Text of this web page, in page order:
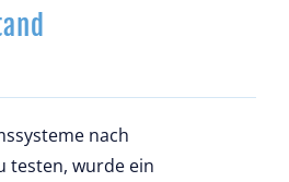
nach
testen, wurde ein